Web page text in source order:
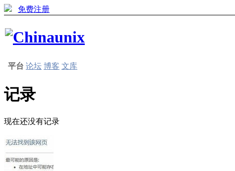
免费注册
平台 论坛 博客 文库
记录
现在还没有记录